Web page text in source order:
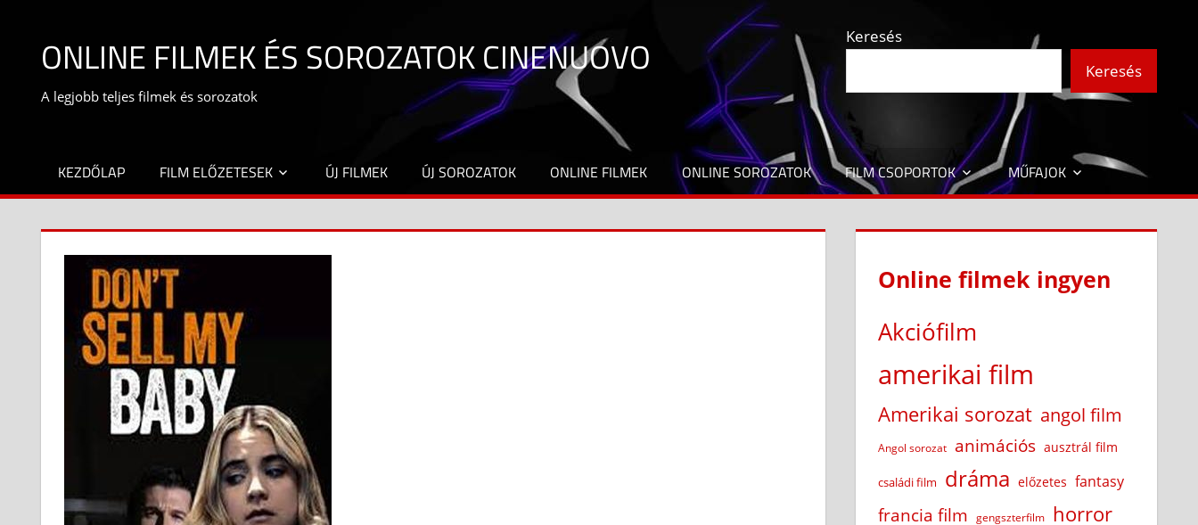
contentONLINE FILMEK ÉS SOROZATOK CINENUOVO
A legjobb teljes filmek és sorozatok
Keresés
Keresés
KEZDŐLAP FILM ELŐZETESEK ÚJ FILMEK ÚJ SOROZATOK ONLINE FILMEK ONLINE SOROZATOK FILM CSOPORTOK MŰFAJOK
Online filmek ingyen
Akciófilm
amerikai film
Amerikai sorozat angol film
Angol sorozat animációs ausztrál film
családi film dráma előzetes fantasy
francia film gengszterfilm horror